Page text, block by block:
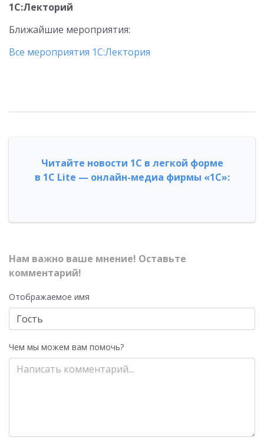
1С:Лекторий
Ближайшие мероприятия:
Все мероприятия 1С:Лектория
Читайте новости 1С в легкой форме
в 1С Lite — онлайн-медиа фирмы «1С»:
Нам важно ваше мнение! Оставьте
комментарий!
Отображаемое имя
Чем мы можем вам помочь?